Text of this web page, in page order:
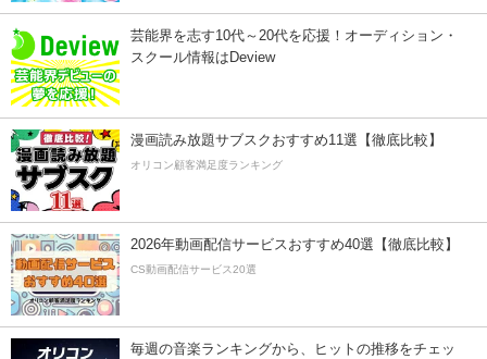
芸能界を志す10代～20代を応援！オーディション・
スクール情報はDeview
漫画読み放題サブスクおすすめ11選【徹底比較】
オリコン顧客満足度ランキング
2026年動画配信サービスおすすめ40選【徹底比較】
CS動画配信サービス20選
毎週の音楽ランキングから、ヒットの推移をチェッ